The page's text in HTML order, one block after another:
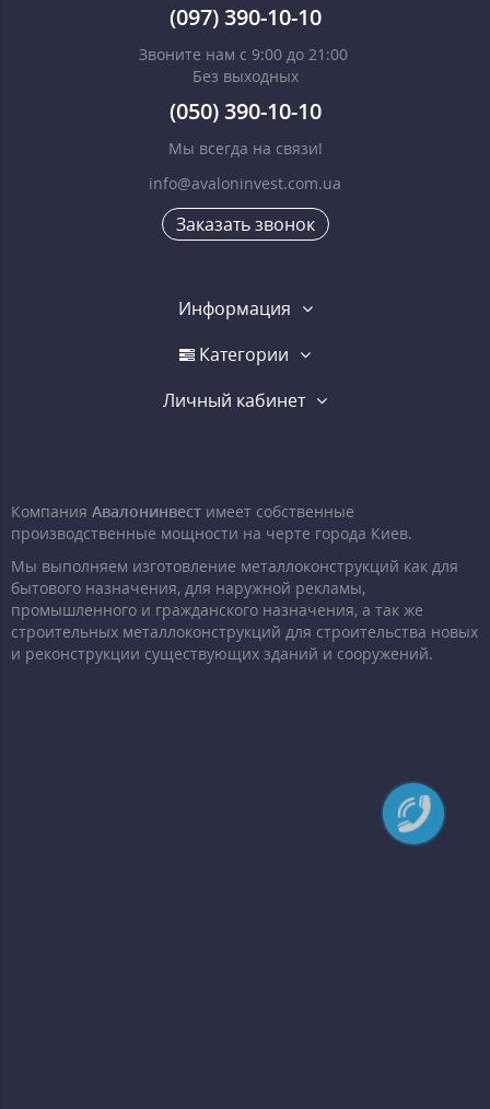
(097) 390-10-10
Звоните нам с 9:00 до 21:00
Без выходных
(050) 390-10-10
Мы всегда на связи!
info@avaloninvest.com.ua
Заказать звонок
Информация
Категории
Личный кабинет
Компания Авалонинвест имеет собственные
производственные мощности на черте города Киев.
Мы выполняем изготовление металлоконструкций как для
бытового назначения, для наружной рекламы,
промышленного и гражданского назначения, а так же
строительных металлоконструкций для строительства новых
и реконструкции существующих зданий и сооружений.